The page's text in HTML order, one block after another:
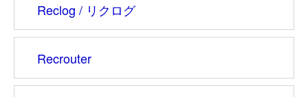
Reclog / リクログ
Recrouter